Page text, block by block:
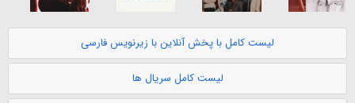
لیست کامل با پخش آنلاین با زیرنویس فارسی
لیست کامل سریال ها